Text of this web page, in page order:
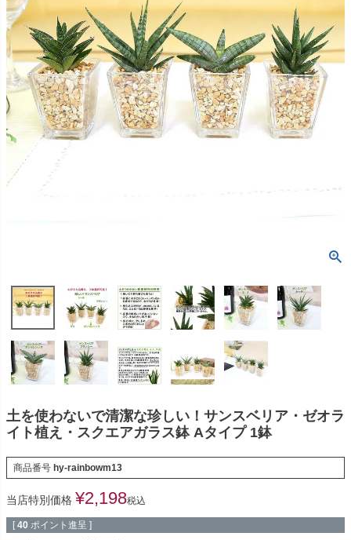
土を使わないで清潔な珍しい！サンスベリア・ゼオラ
イト植え・スクエアガラス鉢 Aタイプ 1鉢
商品番号 hy-rainbowm13
当店特別価格 ¥2,198税込
[ 40 ポイント進呈 ]